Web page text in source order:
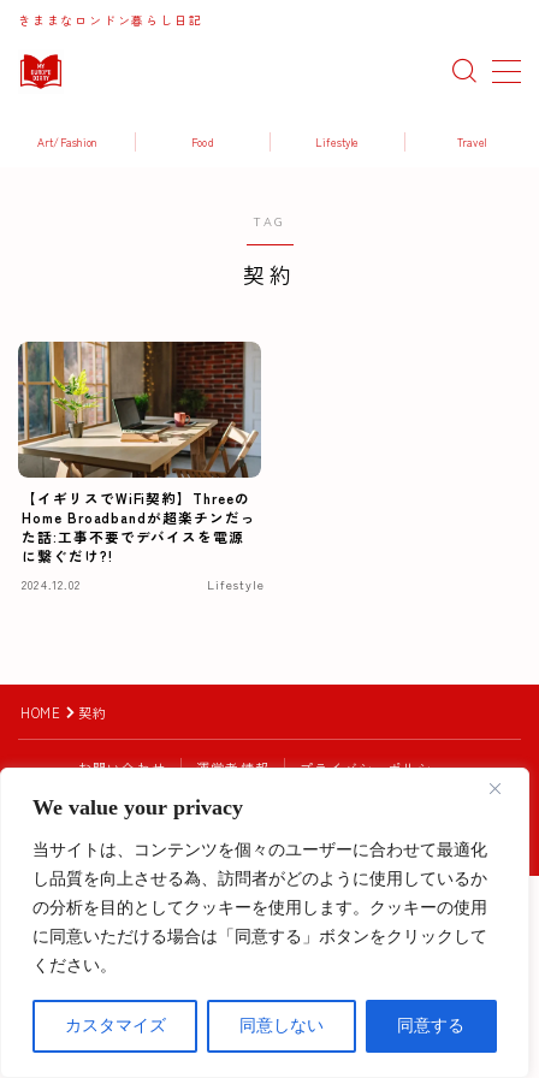
We value your privacy
当サイトは、コンテンツを個々のユーザーに合わせて最適化
し品質を向上させる為、訪問者がどのように使用しているか
の分析を目的としてクッキーを使用します。クッキーの使用
に同意いただける場合は「同意する」ボタンをクリックして
ください。
カスタマイズ 同意しない 同意する
きままなロンドン暮らし日記
MENU
Travel
Follow Me
Art/Fashion Food Lifestyle Travel
TAG
契約
【イギリスでWiFi契約】Threeの
Home Broadbandが超楽チンだっ
た話:工事不要でデバイスを電源
に繋ぐだけ?!
2024.12.02 Lifestyle
HOME 契約
お問い合わせ 運営者情報
プライバシーポリシー
Instagram始めました！
2023–2026 My Europe Diary